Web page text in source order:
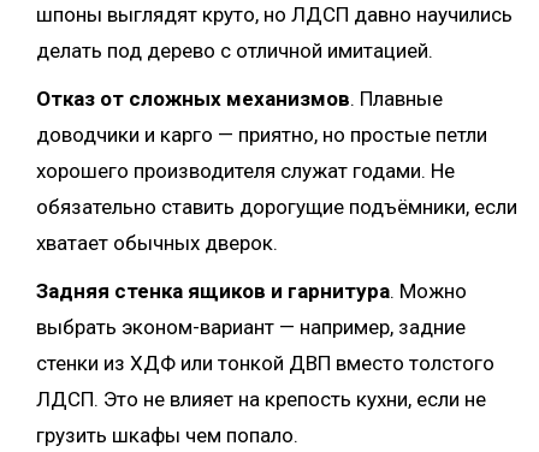
шпоны выглядят круто, но ЛДСП давно научились
делать под дерево с отличной имитацией.
Отказ от сложных механизмов. Плавные
доводчики и карго — приятно, но простые петли
хорошего производителя служат годами. Не
обязательно ставить дорогущие подъёмники, если
хватает обычных дверок.
Задняя стенка ящиков и гарнитура. Можно
выбрать эконом-вариант — например, задние
стенки из ХДФ или тонкой ДВП вместо толстого
ЛДСП. Это не влияет на крепость кухни, если не
грузить шкафы чем попало.